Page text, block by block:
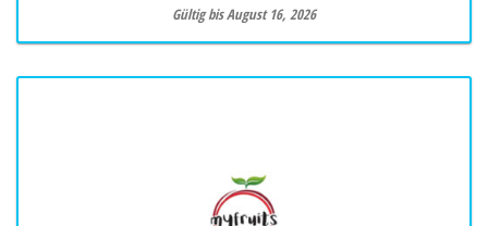
Gültig bis August 16, 2026